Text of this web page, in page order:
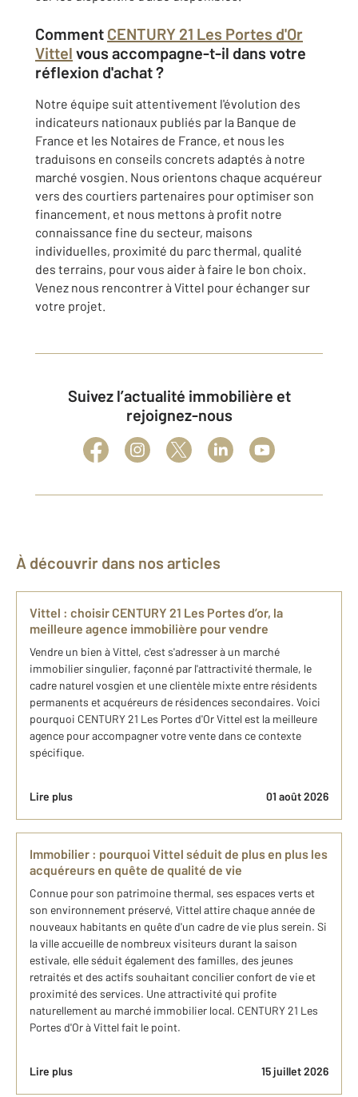
Comment CENTURY 21 Les Portes d'Or
Vittel vous accompagne-t-il dans votre
réflexion d'achat ?
Notre équipe suit attentivement l'évolution des
indicateurs nationaux publiés par la Banque de
France et les Notaires de France, et nous les
traduisons en conseils concrets adaptés à notre
marché vosgien. Nous orientons chaque acquéreur
vers des courtiers partenaires pour optimiser son
financement, et nous mettons à profit notre
connaissance fine du secteur, maisons
individuelles, proximité du parc thermal, qualité
des terrains, pour vous aider à faire le bon choix.
Venez nous rencontrer à Vittel pour échanger sur
votre projet.
Suivez l’actualité immobilière et
rejoignez-nous
À découvrir dans nos articles
Vittel : choisir CENTURY 21 Les Portes d’or, la
meilleure agence immobilière pour vendre
Vendre un bien à Vittel, c'est s'adresser à un marché
immobilier singulier, façonné par l'attractivité thermale, le
cadre naturel vosgien et une clientèle mixte entre résidents
permanents et acquéreurs de résidences secondaires. Voici
pourquoi CENTURY 21 Les Portes d'Or Vittel est la meilleure
agence pour accompagner votre vente dans ce contexte
spécifique.
Lire plus 01 août 2026
Immobilier : pourquoi Vittel séduit de plus en plus les
acquéreurs en quête de qualité de vie
Connue pour son patrimoine thermal, ses espaces verts et
son environnement préservé, Vittel attire chaque année de
nouveaux habitants en quête d'un cadre de vie plus serein. Si
la ville accueille de nombreux visiteurs durant la saison
estivale, elle séduit également des familles, des jeunes
retraités et des actifs souhaitant concilier confort de vie et
proximité des services. Une attractivité qui profite
naturellement au marché immobilier local. CENTURY 21 Les
Portes d'Or à Vittel fait le point.
Lire plus 15 juillet 2026